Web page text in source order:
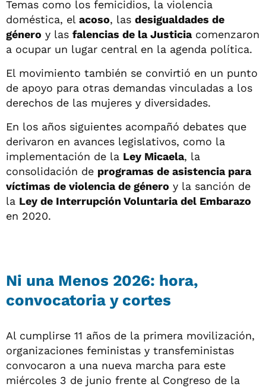
Temas como los femicidios, la violencia
doméstica, el acoso, las desigualdades de
género y las falencias de la Justiciacomenzaron
a ocupar un lugar central en la agenda política.
El movimiento también se convirtió en un punto
de apoyo para otras demandas vinculadas a los
derechos de las mujeres y diversidades.
En los años siguientes acompañó debates que
derivaron en avances legislativos, como la
implementación de la Ley Micaela, la
consolidación de programas de asistencia para
víctimas de violencia de género y la sanción de
la Ley de Interrupción Voluntaria del Embarazo
en 2020.
Ni una Menos 2026: hora,
convocatoria y cortes
Al cumplirse 11 años de la primera movilización,
organizaciones feministas y transfeministas
convocaron a una nueva marcha para este
miércoles 3 de junio frente al Congreso de la